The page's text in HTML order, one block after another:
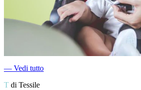
― Vedi tutto
T di Tessile